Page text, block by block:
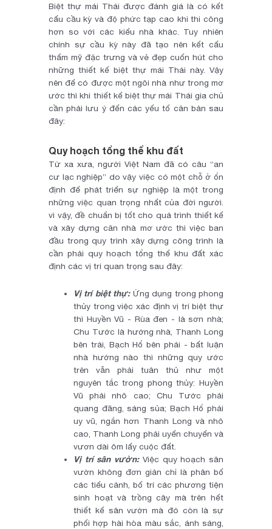
Biệt thự mái Thái được đánh giá là có kết
cấu cầu kỳ và độ phức tạp cao khi thi công
hơn so với các kiểu nhà khác. Tuy nhiên
chính sự cầu kỳ này đã tạo nên kết cấu
thẩm mỹ đặc trưng và vẻ đẹp cuốn hút cho
những thiết kế biệt thự mái Thái này. Vậy
nên để có được một ngôi nhà như trong mơ
ước thì khi thiết kế biệt thự mái Thái gia chủ
cần phải lưu ý đến các yếu tố căn bản sau
đây:
Quy hoạch tổng thể khu đất
Từ xa xưa, người Việt Nam đã có câu “an
cư lạc nghiệp” do vậy việc có một chỗ ở ổn
định để phát triển sự nghiệp là một trong
những việc quan trọng nhất của đời người.
vì vậy, đề chuẩn bị tốt cho quá trình thiết kế
và xây dựng căn nhà mơ ước thì việc ban
đầu trong quy trình xây dựng công trình là
cần phải quy hoạch tổng thể khu đất xác
định các vị trí quan trọng sau đây:
Vị trí biệt thự:Ứng dụng trong phong
thủy trong việc xác định vị trí biệt thự
thì Huyền Vũ - Rùa đen - là sơn nhà;
Chu Tước là hướng nhà, Thanh Long
bên trái, Bạch Hổ bên phải - bất luận
nhà hướng nào thì những quy ước
trên vẫn phải tuân thủ như một
nguyên tắc trong phong thủy: Huyền
Vũ phải nhô cao; Chu Tước phải
quang đãng, sáng sủa; Bạch Hổ phải
uy vũ, ngắn hơn Thanh Long và nhô
cao, Thanh Long phải uyển chuyển và
vươn dài ôm lấy cuộc đất.
Vị trí sân vườn:Việc quy hoạch sân
vườn không đơn giản chỉ là phân bố
các tiểu cảnh, bố trí các phương tiện
sinh hoạt và trồng cây mà trên hết
thiết kế sân vườn mà đó còn là sự
phối hợp hài hòa màu sắc, ánh sáng,